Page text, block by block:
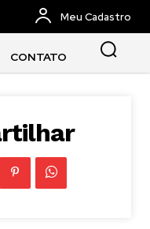
Meu Cadastro
CONTATO